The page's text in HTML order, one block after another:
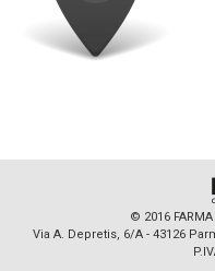
© 2016
Via A. Depretis, 6/A - 43126